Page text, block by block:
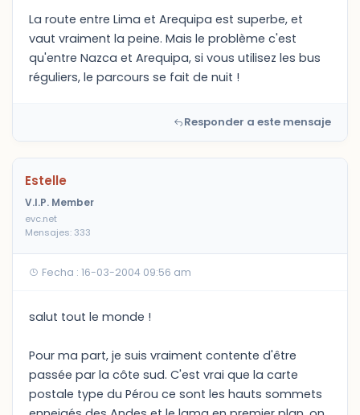
La route entre Lima et Arequipa est superbe, et
vaut vraiment la peine. Mais le problème c'est
qu'entre Nazca et Arequipa, si vous utilisez les bus
réguliers, le parcours se fait de nuit !
Responder a este mensaje
Estelle
V.I.P. Member
evc.net
Mensajes: 333
Fecha : 16-03-2004 09:56 am
salut tout le monde !
Pour ma part, je suis vraiment contente d'être
passée par la côte sud. C'est vrai que la carte
postale type du Pérou ce sont les hauts sommets